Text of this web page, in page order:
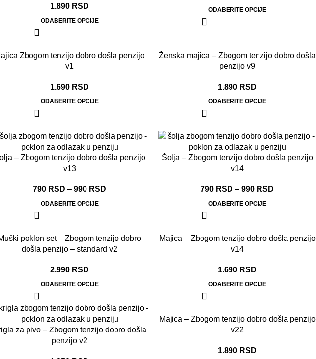
1.890 RSD
ODABERITE OPCIJE
ODABERITE OPCIJE
Zbogom tenzijo dobro došla penzijo
v1
1.690 RSD
ODABERITE OPCIJE
Ženska majica – Zbogom tenzijo dobro došla
penzijo v9
1.890 RSD
ODABERITE OPCIJE
– Zbogom tenzijo dobro došla penzijo
v13
790 RSD – 990 RSD
ODABERITE OPCIJE
Šolja – Zbogom tenzijo dobro došla penzijo
v14
790 RSD – 990 RSD
ODABERITE OPCIJE
poklon set – Zbogom tenzijo dobro
došla penzijo – standard v2
2.990 RSD
ODABERITE OPCIJE
Majica – Zbogom tenzijo dobro došla penzijo
v14
1.690 RSD
ODABERITE OPCIJE
za pivo – Zbogom tenzijo dobro došla
penzijo v2
Majica – Zbogom tenzijo dobro došla penzijo
v22
1.890 RSD